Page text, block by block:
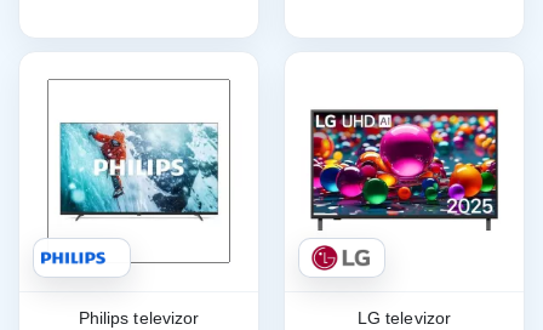
Philips televizor
LG televizor